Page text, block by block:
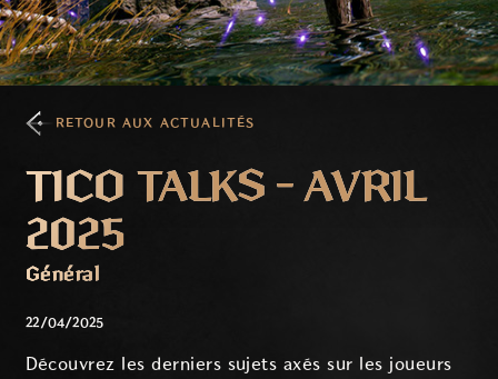
RETOUR AUX ACTUALITÉS
TICO TALKS - AVRIL
2025
Général
22/04/2025
Découvrez les derniers sujets axés sur les joueurs